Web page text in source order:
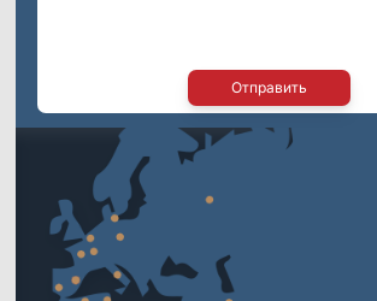
Отправить